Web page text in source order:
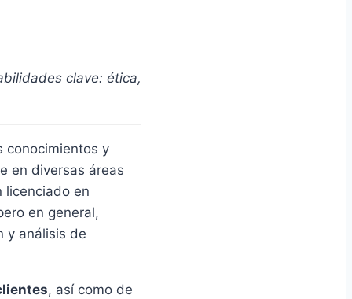
clave: ética,
conocimientos y
en diversas áreas
licenciado en
en general,
y análisis de
, así como de